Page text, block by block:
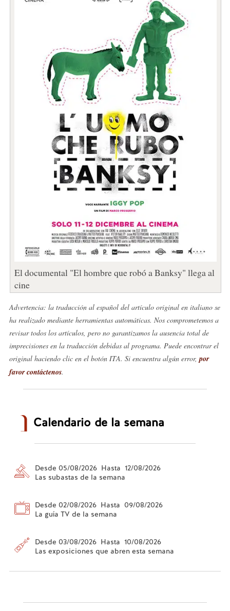
El documental "El hombre que robó a Banksy" llega al
cine
Advertencia: la traducción al español del artículo original en italiano se
ha realizado mediante herramientas automáticas. Nos comprometemos a
revisar todos los artículos, pero no garantizamos la ausencia total de
imprecisiones en la traducción debidas al programa. Puede encontrar el
original haciendo clic en el botón ITA. Si encuentra algún error, por
favor contáctenos.
Calendario de la semana
Desde 05/08/2026 Hasta 12/08/2026
Las subastas de la semana
Desde 02/08/2026 Hasta 09/08/2026
La guía TV de la semana
Desde 03/08/2026 Hasta 10/08/2026
Las exposiciones que abren esta semana